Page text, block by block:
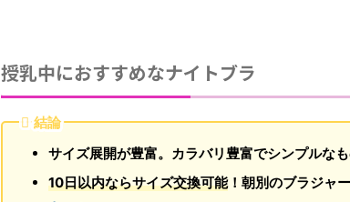
授乳中におすすめなナイトブラ
結論
サイズ展開が豊富。カラバリ豊富でシンプルな
10日以内ならサイズ交換可能！朝別のブラジャ